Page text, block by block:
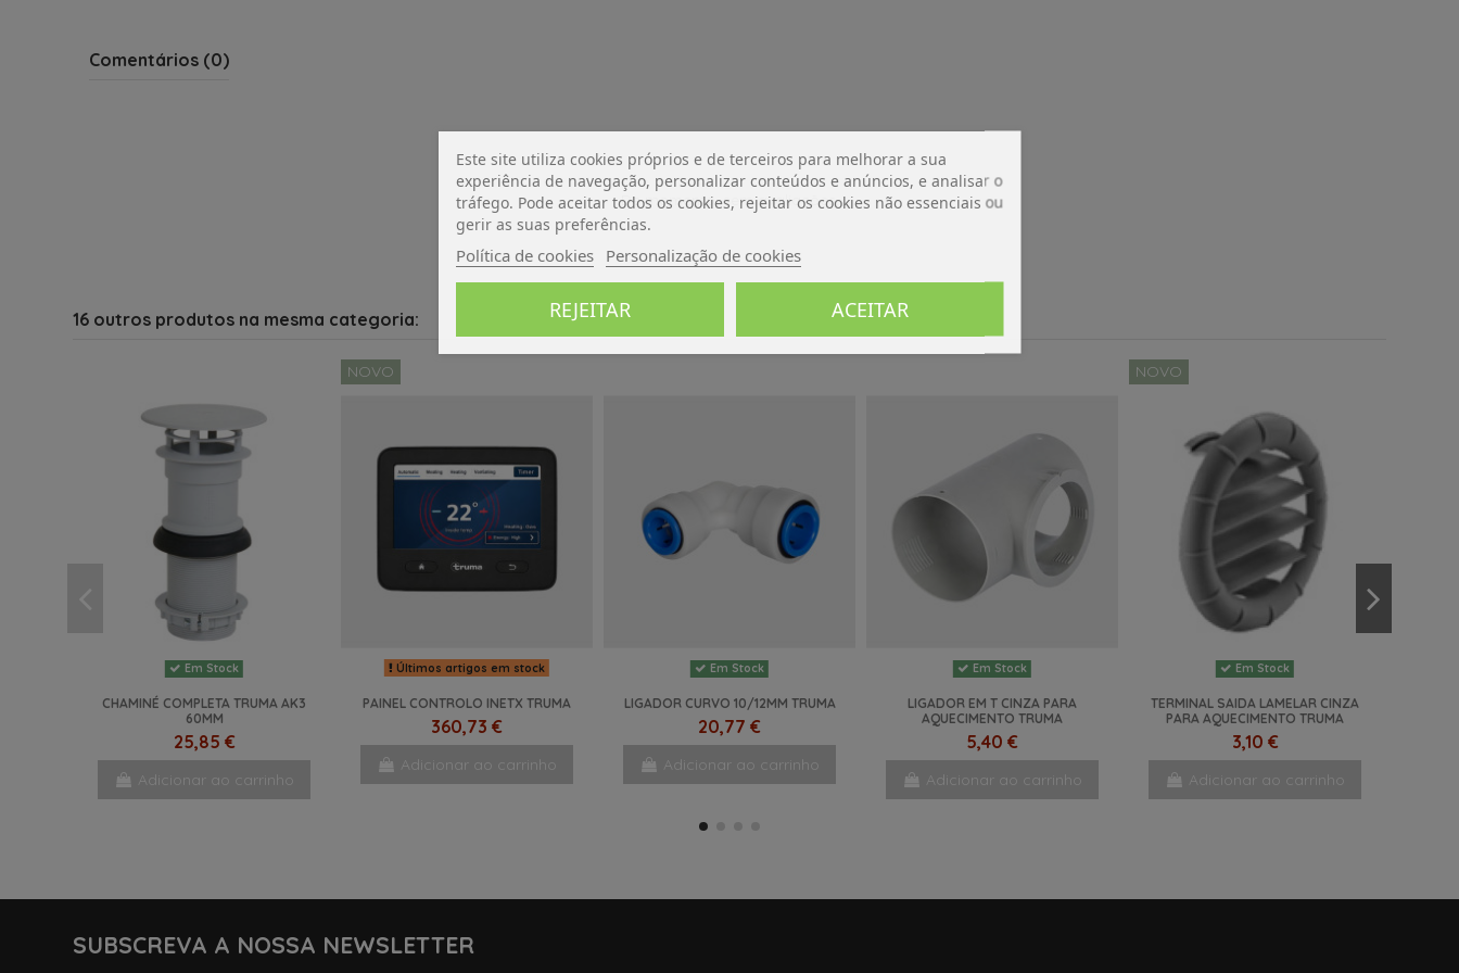
Comentários (0)
De momento, sem avaliações.
16 outros produtos na mesma categoria:
Em Stock
CHAMINÉ COMPLETA TRUMA AK3
60MM
25,85 €
Adicionar ao carrinho
NOVO
Últimos artigos em stock
PAINEL CONTROLO INETX TRUMA
360,73 €
Adicionar ao carrinho
Em Stock
LIGADOR CURVO 10/12MM TRUMA
20,77 €
Adicionar ao carrinho
Em Stock
LIGADOR EM T CINZA PARA
AQUECIMENTO TRUMA
5,40 €
Adicionar ao carrinho
NOVO
Em Stock
TERMINAL SAIDA LAMELAR CINZA
PARA AQUECIMENTO TRUMA
3,10 €
Adicionar ao carrinho
SUBSCREVA A NOSSA NEWSLETTER
Este site utiliza cookies próprios e de terceiros para melhorar a sua
experiência de navegação, personalizar conteúdos e anúncios, e analisar o
tráfego. Pode aceitar todos os cookies, rejeitar os cookies não essenciais ou
gerir as suas preferências.
Política de cookies Personalização de cookies
REJEITAR ACEITAR